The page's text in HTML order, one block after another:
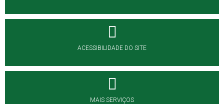
ACESSIBILIDADE DO SITE
MAIS SERVIÇOS